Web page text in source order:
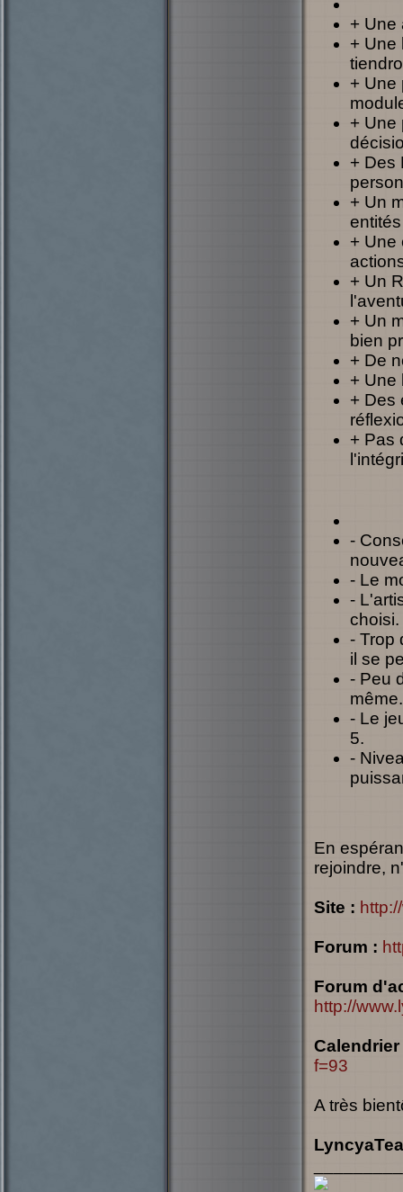
+ Une
+ Une
+ Une
+ Une
+ Des
+ Un
+ Une
+ Un
+ Un
bien
+ De
+ Une
+ Des
+ Pas
-
- Le
-
choisi.
- Trop
il se
- Peu
même.
- Le
5.
-
En
rejoindre,
Site :
Forum :
Forum
http://
f=93
A très